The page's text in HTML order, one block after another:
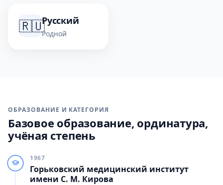
🇷🇺Русский
Родной
ОБРАЗОВАНИЕ И КАТЕГОРИЯ
Базовое образование, ординатура,
учёная степень
1967
Горьковский медицинский институт
имени С. М. Кирова